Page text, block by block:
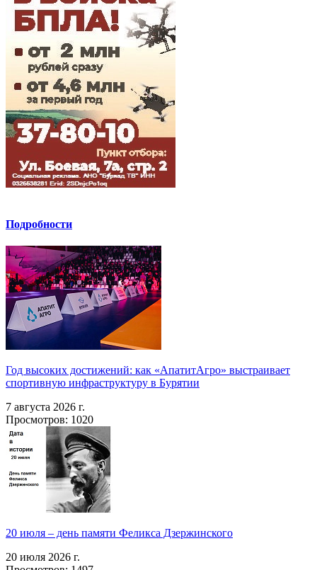
Подробности
Год высоких достижений: как «АпатитАгро» выстраивает
спортивную инфраструктуру в Бурятии
7 августа 2026 г.
Просмотров: 1020
20 июля – день памяти Феликса Дзержинского
20 июля 2026 г.